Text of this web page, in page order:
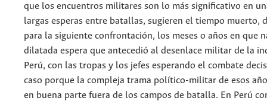
que los encuentros militares son lo más significativo en
largas esperas entre batallas, sugieren el tiempo muerto,
para la siguiente confrontación, los meses o años en que
dilatada espera que antecedió al desenlace militar de la
Perú, con las tropas y los jefes esperando el combate
caso porque la compleja trama político-militar de esos
en buena parte fuera de los campos de batalla. En Perú